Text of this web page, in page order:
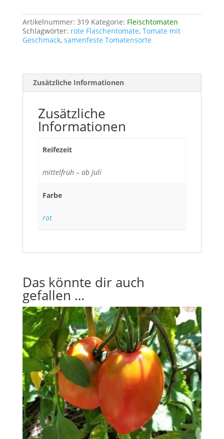
Artikelnummer: 319 Kategorie: Fleischtomaten
Schlagwörter: rote Flaschentomate, Tomate mit
Geschmack, samenfeste Tomatensorte
Zusätzliche Informationen
Zusätzliche
Informationen
Reifezeit
mittelfrüh – ab Juli
Farbe
rot
Das könnte dir auch
gefallen …